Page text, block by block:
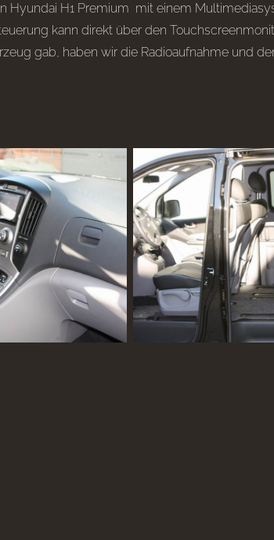
Hyundai H1 Premium mit einem
kann direkt über den
gab, haben wir die Radioaufnahme und